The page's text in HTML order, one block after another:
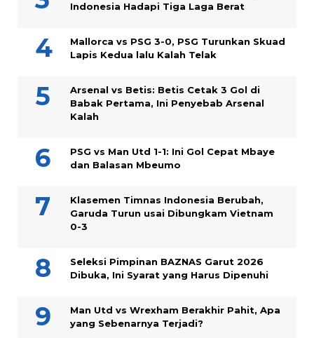
Indonesia Hadapi Tiga Laga Berat
Mallorca vs PSG 3-0, PSG Turunkan Skuad
Lapis Kedua lalu Kalah Telak
Arsenal vs Betis: Betis Cetak 3 Gol di
Babak Pertama, Ini Penyebab Arsenal
Kalah
PSG vs Man Utd 1-1: Ini Gol Cepat Mbaye
dan Balasan Mbeumo
Klasemen Timnas Indonesia Berubah,
Garuda Turun usai Dibungkam Vietnam
0-3
Seleksi Pimpinan BAZNAS Garut 2026
Dibuka, Ini Syarat yang Harus Dipenuhi
Man Utd vs Wrexham Berakhir Pahit, Apa
yang Sebenarnya Terjadi?